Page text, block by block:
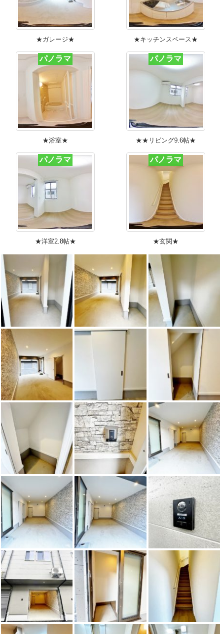
★ガレージ★ ★キッチンスペース★
パノラマ
★浴室★
パノラマ
★★リビング9.6帖★
パノラマ
★洋室2.8帖★
パノラマ
★玄関★